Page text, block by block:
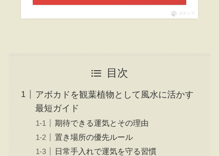
ポチップ
目次
アボカドを観葉植物として風水に活かす
最短ガイド
期待できる運気とその理由
置き場所の優先ルール
日常手入れで運気を守る習慣